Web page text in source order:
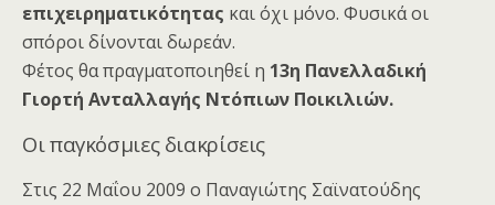
επιχειρηματικότητας και όχι μόνο. Φυσικά οι
σπόροι δίνονται δωρεάν.
Φέτος θα πραγματοποιηθεί η 13η Πανελλαδική
Γιορτή Ανταλλαγής Ντόπιων Ποικιλιών.
Οι παγκόσμιες διακρίσεις
Στις 22 Μαΐου 2009 ο Παναγιώτης Σαϊνατούδης